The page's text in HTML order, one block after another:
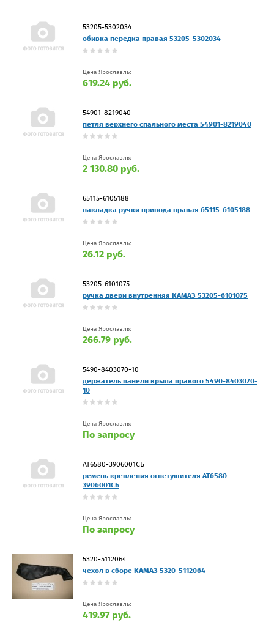
53205-5302034
обивка передка правая 53205-5302034
Цена Ярославль:
619.24 руб.
54901-8219040
петля верхнего спального места 54901-8219040
Цена Ярославль:
2 130.80 руб.
65115-6105188
накладка ручки привода правая 65115-6105188
Цена Ярославль:
26.12 руб.
53205-6101075
ручка двери внутренняя КАМАЗ 53205-6101075
Цена Ярославль:
266.79 руб.
5490-8403070-10
держатель панели крыла правого 5490-8403070-
10
Цена Ярославль:
По запросу
АТ6580-3906001СБ
ремень крепления огнетушителя АТ6580-
3906001СБ
Цена Ярославль:
По запросу
5320-5112064
чехол в сборе КАМАЗ 5320-5112064
Цена Ярославль:
419.97 руб.